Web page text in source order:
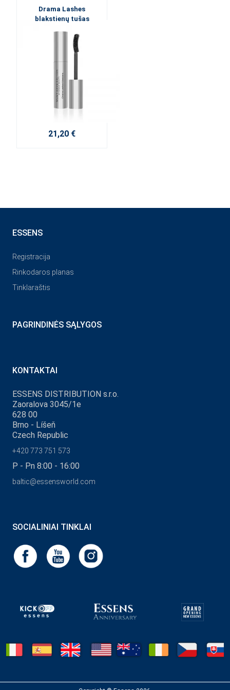
Drama Lashes
blakstienų tušas
21,20 €
ESSENS
Registracija
Rinkodaros planas
Tinklaraštis
PAGRINDINĖS SĄLYGOS
KONTAKTAI
ESSENS DISTRIBUTION s.r.o.
Zaoralova 3045/1e
628 00
Brno - Líšeň
Czech Republic
+420 773 751 573
P - Pn 8:00 - 16:00
baltic@essensworld.com
SOCIALINIAI TINKLAI